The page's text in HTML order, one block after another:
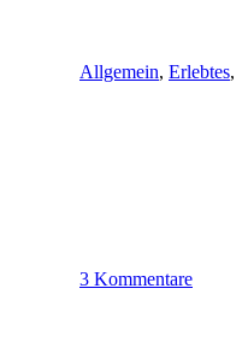
Allgemein, Erlebtes,
3 Kommentare